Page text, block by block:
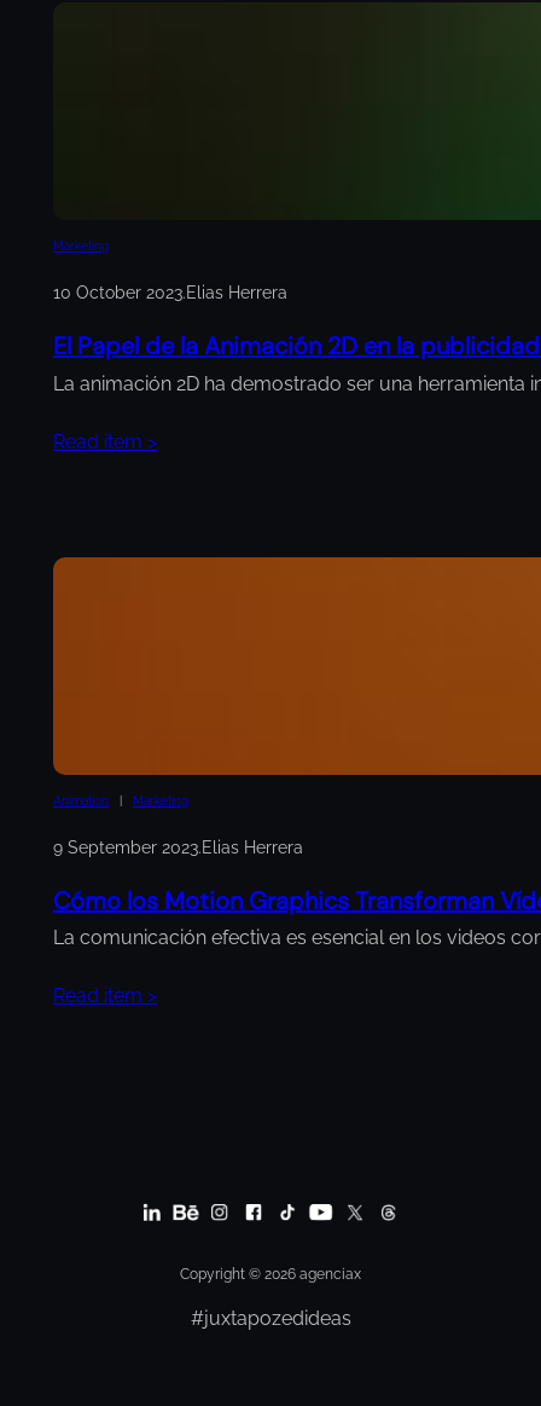
Marketing
10 October 2023.Elias Herrera
El Papel de la Animación 2D en la
La animación 2D ha demostrado ser una
Read item >
Animation Marketing
9 September 2023.Elias Herrera
Cómo los Motion Graphics Transforman
La comunicación efectiva es esencial en los videos
Read item >
Copyright © 2026 agenciax
#juxtapozedideas